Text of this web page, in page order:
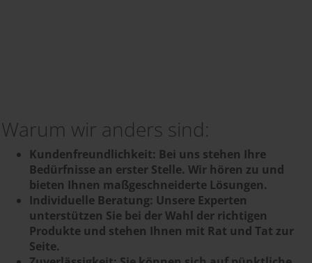
Warum wir anders sind:
Kundenfreundlichkeit: Bei uns stehen Ihre
Bedürfnisse an erster Stelle. Wir hören zu und
bieten Ihnen maßgeschneiderte Lösungen.
Individuelle Beratung: Unsere Experten
unterstützen Sie bei der Wahl der richtigen
Produkte und stehen Ihnen mit Rat und Tat zur
Seite.